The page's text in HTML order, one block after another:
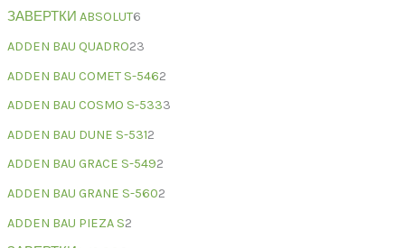
ЗАВЕРТКИ ABSOLUT6
ADDEN BAU QUADRO23
ADDEN BAU COMET S-5462
ADDEN BAU COSMO S-5333
ADDEN BAU DUNE S-5312
ADDEN BAU GRACE S-5492
ADDEN BAU GRANE S-5602
ADDEN BAU PIEZA S2